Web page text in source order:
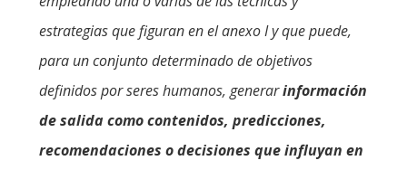
estrategias que figuran en el anexo I y que puede,
para un conjunto determinado de objetivos
definidos por seres humanos, generarinformación
de salida como contenidos, predicciones,
recomendaciones o decisiones que influyan en